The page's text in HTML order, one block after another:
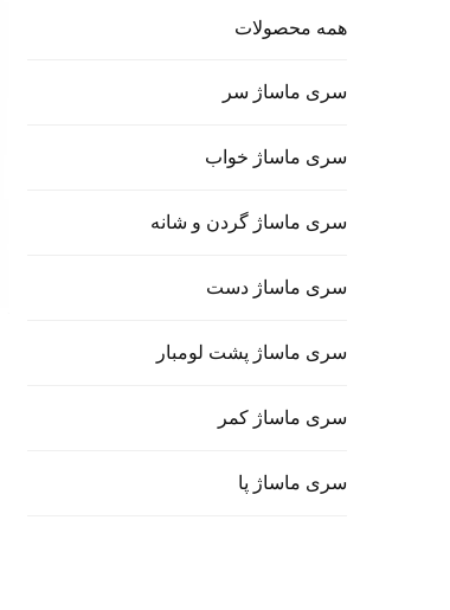
همه محصولات
سری ماساژ سر
سری ماساژ خواب
سری ماساژ گردن و شانه
سری ماساژ دست
سری ماساژ پشت لومبار
سری ماساژ کمر
سری ماساژ پا